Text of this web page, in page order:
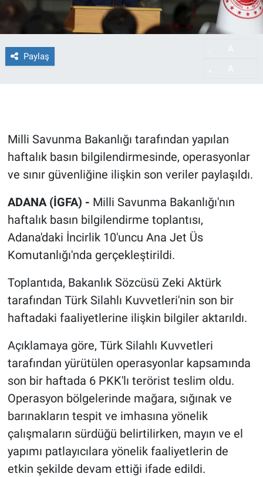
Paylaş
Milli Savunma Bakanlığı tarafından yapılan
haftalık basın bilgilendirmesinde, operasyonlar
ve sınır güvenliğine ilişkin son veriler paylaşıldı.
ADANA (İGFA) - Milli Savunma Bakanlığı'nın
haftalık basın bilgilendirme toplantısı,
Adana'daki İncirlik 10'uncu Ana Jet Üs
Komutanlığı'nda gerçekleştirildi.
Toplantıda, Bakanlık Sözcüsü Zeki Aktürk
tarafından Türk Silahlı Kuvvetleri'nin son bir
haftadaki faaliyetlerine ilişkin bilgiler aktarıldı.
Açıklamaya göre, Türk Silahlı Kuvvetleri
tarafından yürütülen operasyonlar kapsamında
son bir haftada 6 PKK'lı terörist teslim oldu.
Operasyon bölgelerinde mağara, sığınak ve
barınakların tespit ve imhasına yönelik
çalışmaların sürdüğü belirtilirken, mayın ve el
yapımı patlayıcılara yönelik faaliyetlerin de
etkin şekilde devam ettiği ifade edildi.